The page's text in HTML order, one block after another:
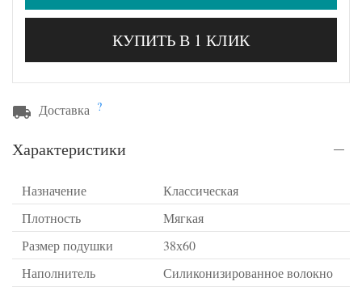
КУПИТЬ В 1 КЛИК
Доставка ?
Характеристики
Назначение
Классическая
Плотность
Мягкая
Размер подушки
38х60
Наполнитель
Силиконизированное волокно